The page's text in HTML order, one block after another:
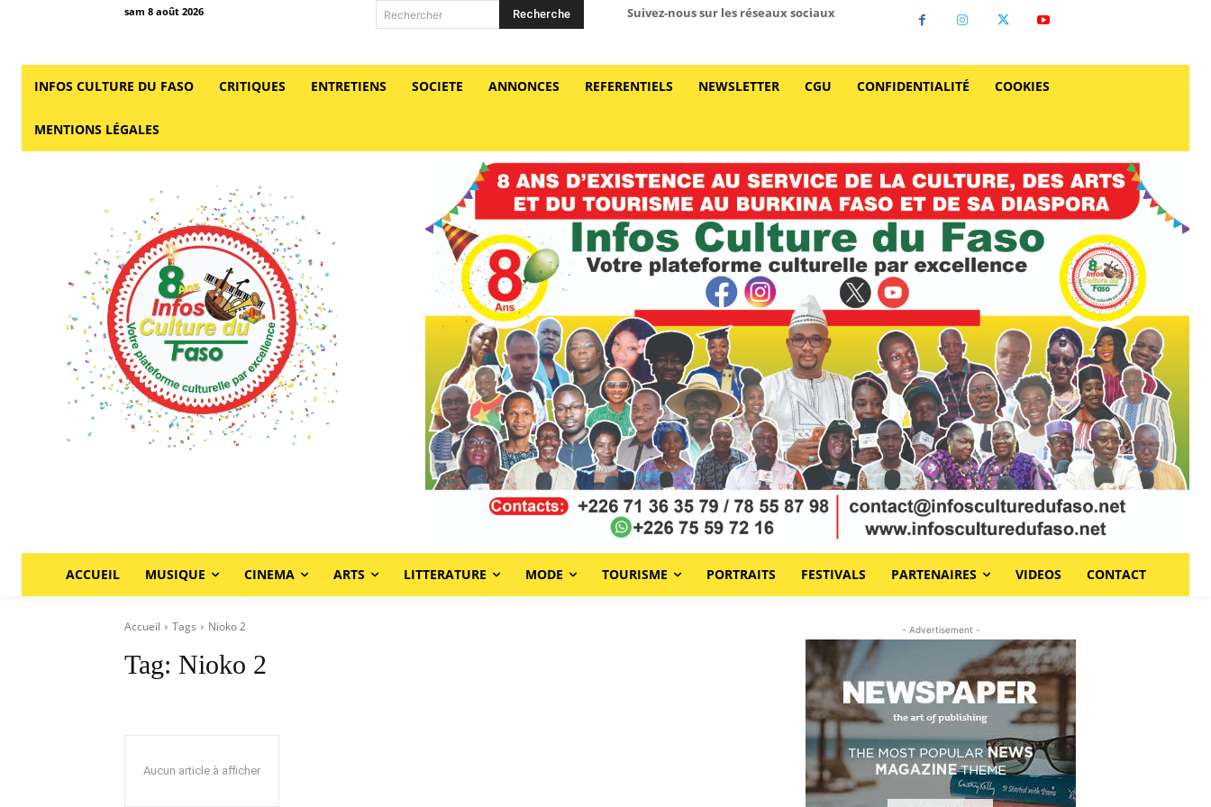
sam 8 août 2026 Rechercher Recherche Suivez-nous sur les réseaux sociaux
INFOS CULTURE DU FASO CRITIQUES ENTRETIENS SOCIETE ANNONCES REFERENTIELS NEWSLETTER CGU CONFIDENTIALITÉ COOKIES
MENTIONS LÉGALES
ACCUEIL MUSIQUE CINEMA ARTS LITTERATURE MODE TOURISME PORTRAITS FESTIVALS PARTENAIRES VIDEOS CONTACT
Accueil Tags Nioko 2
Tag: Nioko 2
Aucun article à afficher
- Advertisement -